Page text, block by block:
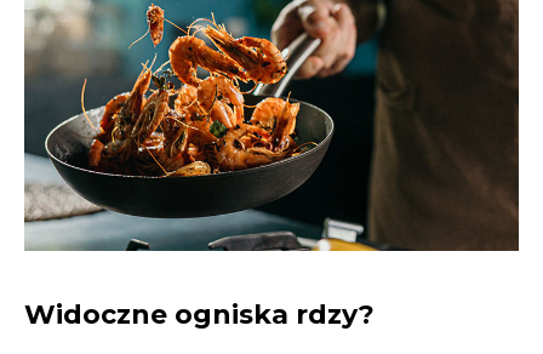
Widoczne ogniska rdzy?